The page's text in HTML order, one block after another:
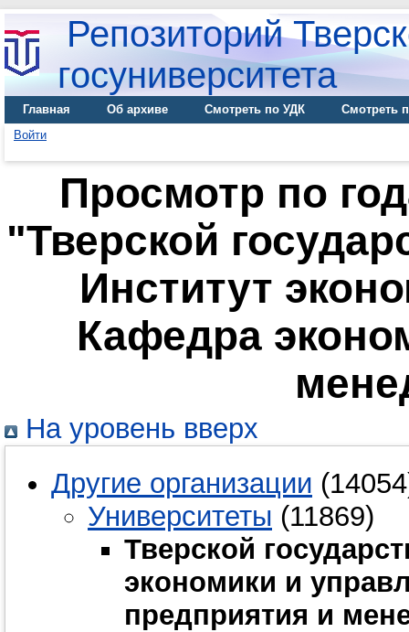
Репозиторий
госуниверситета
Главная Об архиве Смотреть по УДК
Смотреть
Войти
Просмотр по
"Тверской
Институт
Кафедра
На уровень вверх
Другие организации
Университеты (11869)
Тверской
экономики и
предприятия и